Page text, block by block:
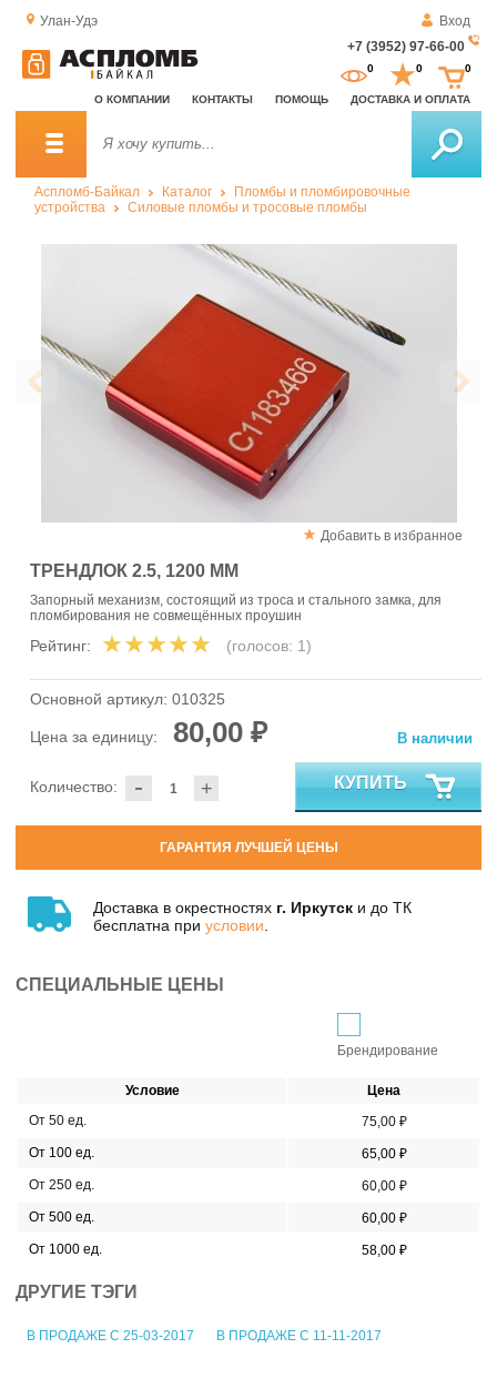
Улан-Удэ
Вход
+7 (3952) 97-66-00
О КОМПАНИИ КОНТАКТЫ ПОМОЩЬ ДОСТАВКА И ОПЛАТА
0 0 0
Аспломб-Байкал Каталог
Пломбы и пломбировочные
устройства
Силовые пломбы и тросовые пломбы
Добавить в избранное
ТРЕНДЛОК 2.5, 1200 ММ
Запорный механизм, состоящий из троса и стального замка, для
пломбирования не совмещённых проушин
Рейтинг: (голосов: 1)
Основной артикул: 010325
Цена за единицу: 80,00 ₽
- +
Количество:
В наличии
КУПИТЬ
ГАРАНТИЯ ЛУЧШЕЙ ЦЕНЫ
Доставка в окрестностях г. Иркутск и до ТК
бесплатна при условии
СПЕЦИАЛЬНЫЕ ЦЕНЫ
Брендирование
Условие
Цена
От 50 ед.
75,00 ₽
От 100 ед.
65,00 ₽
От 250 ед.
60,00 ₽
От 500 ед.
60,00 ₽
От 1000 ед.
58,00 ₽
ДРУГИЕ ТЭГИ
В ПРОДАЖЕ С 25-03-2017 В ПРОДАЖЕ С 11-11-2017